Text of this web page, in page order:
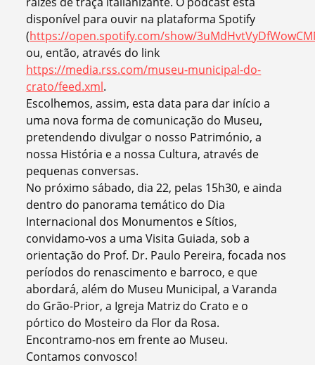
disponível para ouvir na plataforma Spotify
(https://open.spotify.com/show/
ou, então, através do link
https://media.rss.com/museu-municipal-do-
crato/feed.xml.
Escolhemos, assim, esta data para dar início a
uma nova forma de comunicação do Museu,
pretendendo divulgar o nosso Património, a
nossa História e a nossa Cultura, através de
pequenas conversas.
No próximo sábado, dia 22, pelas 15h30, e ainda
dentro do panorama temático do Dia
Internacional dos Monumentos e Sítios,
convidamo-vos a uma Visita Guiada, sob a
orientação do Prof. Dr. Paulo Pereira, focada nos
períodos do renascimento e barroco, e que
abordará, além do Museu Municipal, a Varanda
do Grão-Prior, a Igreja Matriz do Crato e o
pórtico do Mosteiro da Flor da Rosa.
Encontramo-nos em frente ao Museu.
Contamos convosco!